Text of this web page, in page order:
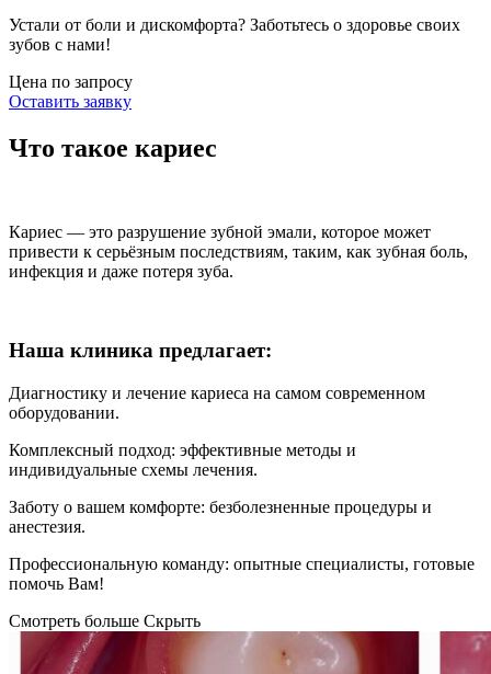
Устали от боли и дискомфорта? Заботьтесь о здоровье своих
зубов с нами!
Цена по запросу
Оставить заявку
Что такое кариес
Кариес — это разрушение зубной эмали, которое может
привести к серьёзным последствиям, таким, как зубная боль,
инфекция и даже потеря зуба.
Наша клиника предлагает:
Диагностику и лечение кариеса на самом современном
оборудовании.
Комплексный подход: эффективные методы и
индивидуальные схемы лечения.
Заботу о вашем комфорте: безболезненные процедуры и
анестезия.
Профессиональную команду: опытные специалисты, готовые
помочь Вам!
Смотреть больше Скрыть